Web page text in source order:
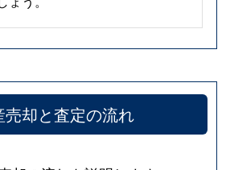
売却と査定の流れ